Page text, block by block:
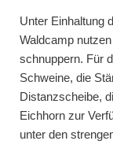
Unter Einhaltung
Waldcamp
schnuppern. Für
Schweine, die
Distanzscheibe,
Eichhorn zur
unter den